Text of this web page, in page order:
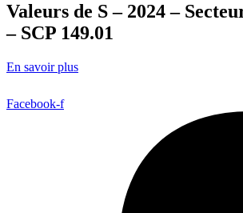
Valeurs de S – 2024 –
– SCP 149.01
En savoir plus
Facebook-f